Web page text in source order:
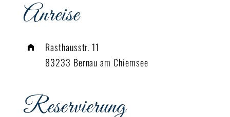
Anreise
Rasthausstr. 11
83233 Bernau am Chiemsee
Reservierung